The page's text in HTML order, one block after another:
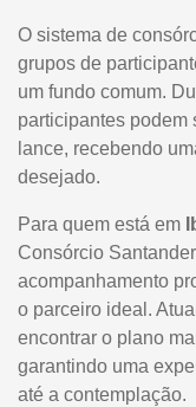
O sistema de
grupos de
um fundo comum.
participantes podem
lance, recebendo
desejado.
Para quem está em
Consórcio
acompanhamento
o parceiro ideal.
encontrar o plano
garantindo uma
até a contemplação.